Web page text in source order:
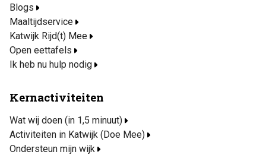
Blogs
Maaltijdservice
Katwijk Rijd(t) Mee
Open eettafels
Ik heb nu hulp nodig
Kernactiviteiten
Wat wij doen (in 1,5 minuut)
Activiteiten in Katwijk (Doe Mee)
Ondersteun mijn wijk